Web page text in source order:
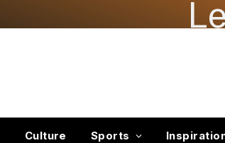
Culture Sports